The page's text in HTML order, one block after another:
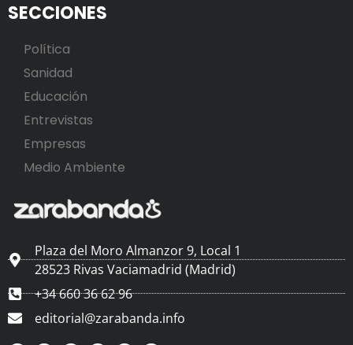
SECCIONES
Política
Sanidad
Educación
Entrevistas
Empresas
Medio Ambiente
Plaza del Moro Almanzor 9, Local 1
28523 Rivas Vaciamadrid (Madrid)
+34 660 36 62 96
editorial@zarabanda.info